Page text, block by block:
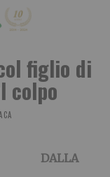
figlio di
colpo
DALLA